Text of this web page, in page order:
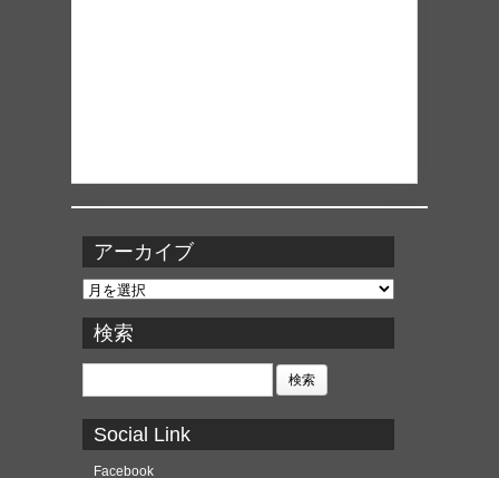
アーカイブ
ア
カ
イ
ブ
検索
検
Social Link
Facebook